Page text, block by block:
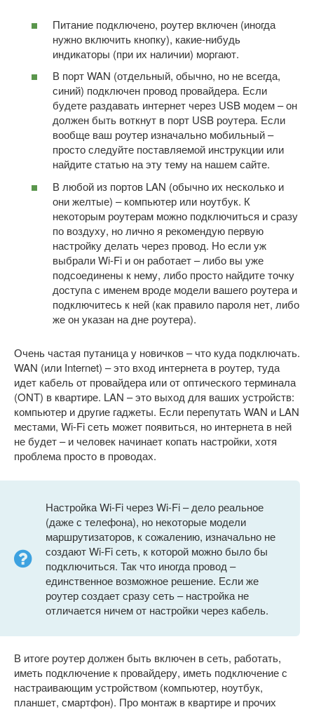
Питание подключено, роутер включен (иногда
нужно включить кнопку), какие-нибудь
индикаторы (при их наличии) моргают.
В порт WAN (отдельный, обычно, но не всегда,
синий) подключен провод провайдера. Если
будете раздавать интернет через USB модем – он
должен быть воткнут в порт USB роутера. Если
вообще ваш роутер изначально мобильный –
просто следуйте поставляемой инструкции или
найдите статью на эту тему на нашем сайте.
В любой из портов LAN (обычно их несколько и
они желтые) – компьютер или ноутбук. К
некоторым роутерам можно подключиться и сразу
по воздуху, но лично я рекомендую первую
настройку делать через провод. Но если уж
выбрали Wi-Fi и он работает – либо вы уже
подсоединены к нему, либо просто найдите точку
доступа с именем вроде модели вашего роутера и
подключитесь к ней (как правило пароля нет, либо
же он указан на дне роутера).
Очень частая путаница у новичков – что куда подключать.
WAN (или Internet) – это вход интернета в роутер, туда
идет кабель от провайдера или от оптического терминала
(ONT) в квартире. LAN – это выход для ваших устройств:
компьютер и другие гаджеты. Если перепутать WAN и LAN
местами, Wi-Fi сеть может появиться, но интернета в ней
не будет – и человек начинает копать настройки, хотя
проблема просто в проводах.
Настройка Wi-Fi через Wi-Fi – дело реальное
(даже с телефона), но некоторые модели
маршрутизаторов, к сожалению, изначально не
создают Wi-Fi сеть, к которой можно было бы
подключиться. Так что иногда провод –
единственное возможное решение. Если же
роутер создает сразу сеть – настройка не
отличается ничем от настройки через кабель.
В итоге роутер должен быть включен в сеть, работать,
иметь подключение к провайдеру, иметь подключение с
настраивающим устройством (компьютер, ноутбук,
планшет, смартфон). Про монтаж в квартире и прочих